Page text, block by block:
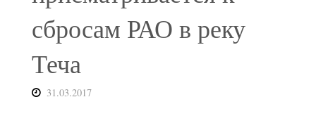
сбросам РАО в реку
Теча
31.03.2017